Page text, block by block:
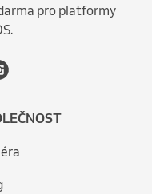
pro platformy